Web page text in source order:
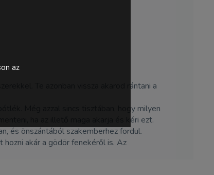
Te azonban vissza akarod rántani a
Még azzal sincs tisztában, hogy milyen
ha az illető maga akarja és kéri ezt.
és önszántából szakemberhez fordul.
akár a gödör fenekéről is. Az
az